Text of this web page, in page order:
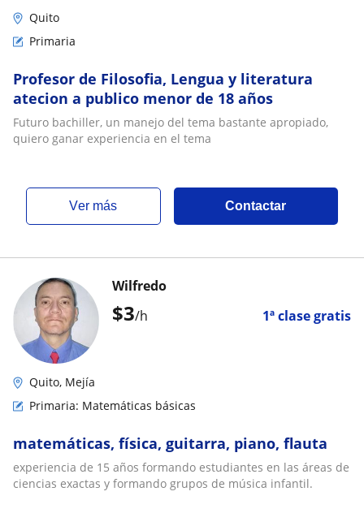
Quito
Primaria
Profesor de Filosofia, Lengua y literatura
atecion a publico menor de 18 años
Futuro bachiller, un manejo del tema bastante apropiado,
quiero ganar experiencia en el tema
ver más Contactar
$3/h 1ª clase gratis
Wilfredo
Quito, Mejía
Primaria: Matemáticas básicas
matemáticas, física, guitarra, piano, flauta
experiencia de 15 años formando estudiantes en las áreas de
ciencias exactas y formando grupos de música infantil.